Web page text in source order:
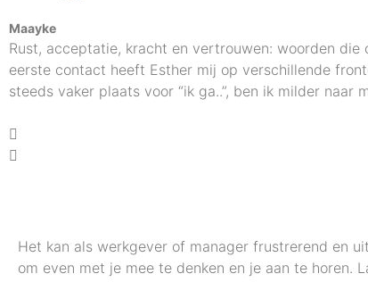
Maayke
Rust, acceptatie, kracht en vertrouwen: woorden
eerste contact heeft Esther mij op verschillende
steeds vaker plaats voor “ik ga..”, ben ik milder
Het kan als werkgever of manager frustrerend en
om even met je mee te denken en je aan te horen.